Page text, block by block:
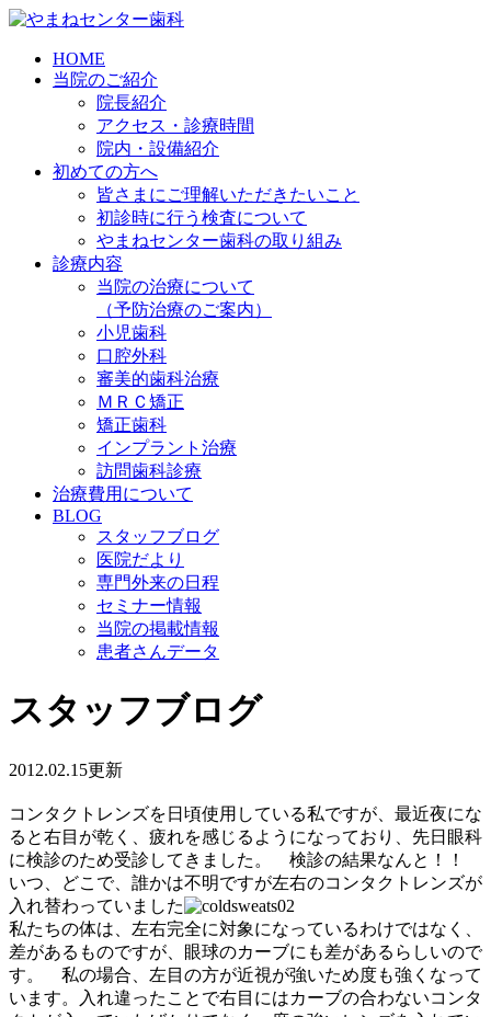
HOME
当院のご紹介
院長紹介
アクセス・診療時間
院内・設備紹介
初めての方へ
皆さまにご理解いただきたいこと
初診時に行う検査について
やまねセンター歯科の取り組み
診療内容
当院の治療について
（予防治療のご案内）
小児歯科
口腔外科
審美的歯科治療
ＭＲＣ矯正
矯正歯科
インプラント治療
訪問歯科診療
治療費用について
BLOG
スタッフブログ
医院だより
専門外来の日程
セミナー情報
当院の掲載情報
患者さんデータ
スタッフブログ
2012.02.15更新
コンタクトレンズを日頃使用している私ですが、最近夜にな
ると右目が乾く、疲れを感じるようになっており、先日眼科
に検診のため受診してきました。 検診の結果なんと！！
いつ、どこで、誰かは不明ですが左右のコンタクトレンズが
入れ替わっていました
私たちの体は、左右完全に対象になっているわけではなく、
差があるものですが、眼球のカーブにも差があるらしいので
す。 私の場合、左目の方が近視が強いため度も強くなって
います。入れ違ったことで右目にはカーブの合わないコンタ